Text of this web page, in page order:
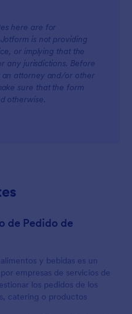
here are for
is not providing
or implying that the
any jurisdictions. Before
an attorney and/or other
sure that the form
otherwise.
de Pedido de
y bebidas es un
empresas de servicios de
los pedidos de los
catering o productos